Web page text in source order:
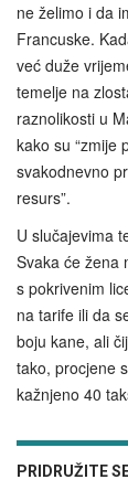
ne želimo i da
Francuske.
već duže
temelje na
raznolikosti u
kako su “zmije
svakodnevno
resurs”.
U slučajevima
Svaka će žena
s pokrivenim
na tarife ili da
boju kane, ali
tako, procjene
kažnjeno 40
PRIDRUŽITE